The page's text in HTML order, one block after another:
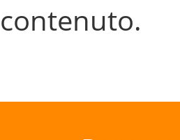
contenuto.